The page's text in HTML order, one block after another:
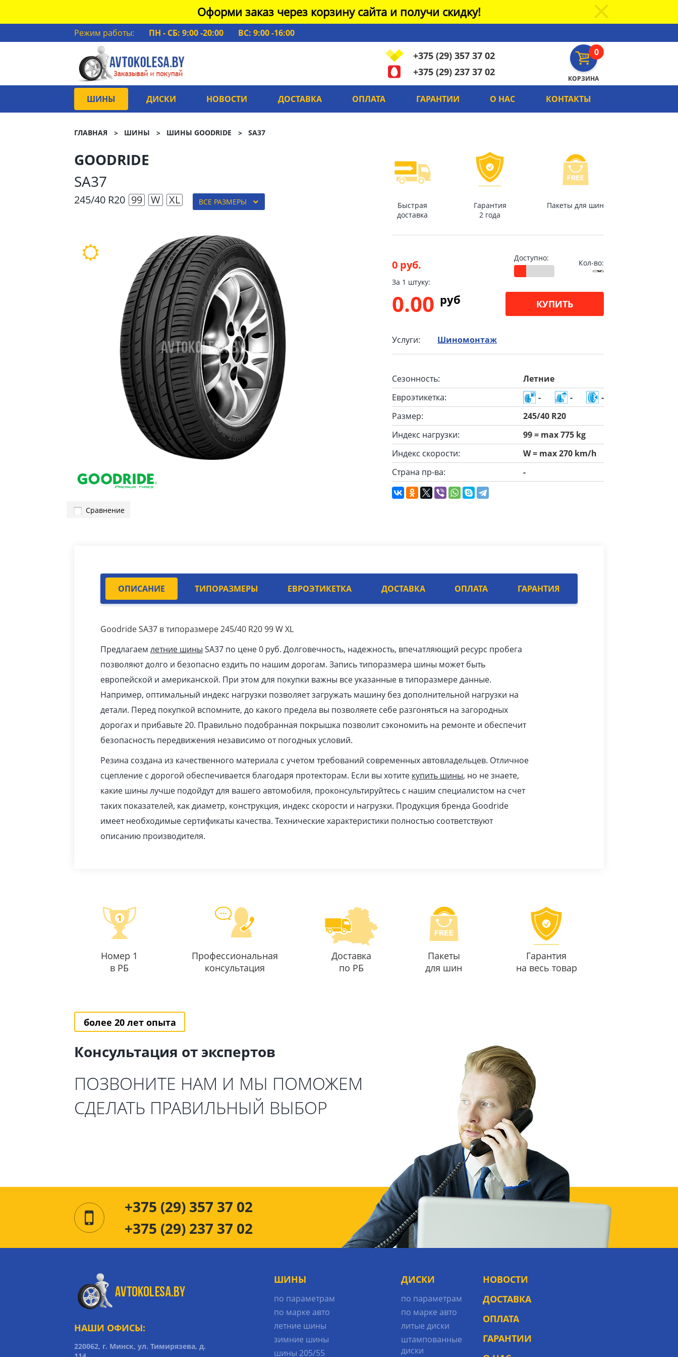
Оформи заказ через корзину сайта и получи скидку!
Режим работы: ПН - СБ: 9:00 -20:00
ВС: 9:00 -16:00
0
КОРЗИНА
+375 (29) 357 37 02
+375 (29) 237 37 02
ШИНЫ ДИСКИ НОВОСТИ ДОСТАВКА ОПЛАТА ГАРАНТИИ О НАС КОНТАКТЫ
ГЛАВНАЯ ШИНЫ ШИНЫ GOODRIDE SA37
GOODRIDE
SA37
245/40 R20 99 W XL ВСЕ РАЗМЕРЫ
Сравнение
Быстрая
доставка
Гарантия
2 года
Пакеты для шин
0 руб.
Доступно:
Кол-во:
За 1 штуку:
0.00 pуб КУПИТЬ
Услуги: Шиномонтаж
Сезонность:
Летние
Евроэтикетка:
- -
-
Размер:
245/40 R20
Индекс нагрузки:
99 = max 775 kg
Индекс скорости:
W = max 270 km/h
Страна пр-ва:
-
ОПИСАНИЕ ТИПОРАЗМЕРЫ ЕВРОЭТИКЕТКА ДОСТАВКА ОПЛАТА ГАРАНТИЯ
Goodride SA37 в типоразмере 245/40 R20 99 W XL
Предлагаем летние шины SA37 по цене 0 руб. Долговечность, надежность, впечатляющий ресурс пробега
позволяют долго и безопасно ездить по нашим дорогам. Запись типоразмера шины может быть
европейской и американской. При этом для покупки важны все указанные в типоразмере данные.
Например, оптимальный индекс нагрузки позволяет загружать машину без дополнительной нагрузки на
детали. Перед покупкой вспомните, до какого предела вы позволяете себе разгоняться на загородных
дорогах и прибавьте 20. Правильно подобранная покрышка позволит сэкономить на ремонте и обеспечит
безопасность передвижения независимо от погодных условий.
Резина создана из качественного материала с учетом требований современных автовладельцев. Отличное
сцепление с дорогой обеспечивается благодаря протекторам. Если вы хотите купить шины, но не знаете,
какие шины лучше подойдут для вашего автомобиля, проконсультируйтесь с нашим специалистом на счет
таких показателей, как диаметр, конструкция, индекс скорости и нагрузки. Продукция бренда Goodride
имеет необходимые сертификаты качества. Технические характеристики полностью соответствуют
описанию производителя.
Номер 1
в РБ
Профессиональная
консультация
Доставка
по РБ
Пакеты
для шин
Гарантия
на весь товар
более 20 лет опыта
Консультация от экспертов
ПОЗВОНИТЕ НАМ И МЫ ПОМОЖЕМ
СДЕЛАТЬ ПРАВИЛЬНЫЙ ВЫБОР
+375 (29) 357 37 02
+375 (29) 237 37 02
НАШИ ОФИСЫ:
220062, г. Минск, ул. Тимирязева, д.
ШИНЫ
по параметрам
по марке авто
летние шины
зимние шины
шины 205/55
ДИСКИ
по параметрам
по марке авто
литые диски
штампованные
диски
НОВОСТИ
ДОСТАВКА
ОПЛАТА
ГАРАНТИИ